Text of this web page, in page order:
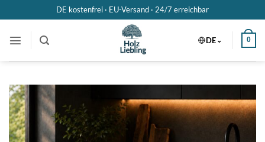
Inhalt
DE kostenfrei · EU-Versand · 24/7 erreichbar
DE 0